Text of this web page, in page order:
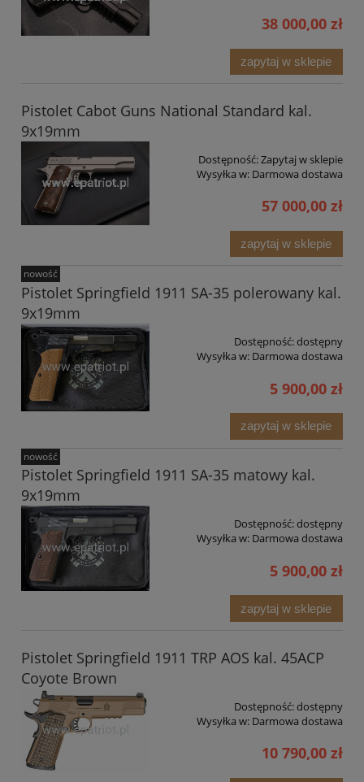
38 000,00 zł
zapytaj w sklepie
Pistolet Cabot Guns National Standard kal.
9x19mm
Dostępność:Zapytaj w sklepie
Wysyłka w: Darmowa dostawa
57 000,00 zł
zapytaj w sklepie
Pistolet Springfield 1911 SA-35 polerowany kal.
9x19mm
Dostępność:dostępny
Wysyłka w: Darmowa dostawa
5 900,00 zł
zapytaj w sklepie
nowość
Pistolet Springfield 1911 SA-35 matowy kal.
9x19mm
Dostępność:dostępny
Wysyłka w: Darmowa dostawa
5 900,00 zł
zapytaj w sklepie
nowość
Pistolet Springfield 1911 TRP AOS kal. 45ACP
Coyote Brown
Dostępność:dostępny
Wysyłka w: Darmowa dostawa
10 790,00 zł